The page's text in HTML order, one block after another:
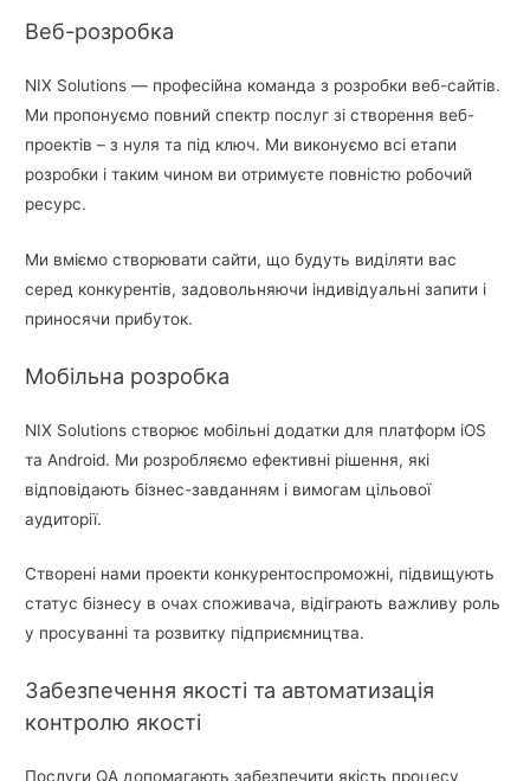
Веб-розробка
NIX Solutions — професійна команда з розробки веб-сайтів.
Ми пропонуємо повний спектр послуг зі створення веб-
проектів – з нуля та під ключ. Ми виконуємо всі етапи
розробки і таким чином ви отримуєте повністю робочий
ресурс.
Ми вміємо створювати сайти, що будуть виділяти вас
серед конкурентів, задовольняючи індивідуальні запити і
приносячи прибуток.
Мобільна розробка
NIX Solutions створює мобільні додатки для платформ iOS
та Android. Ми розробляємо ефективні рішення, які
відповідають бізнес-завданням і вимогам цільової
аудиторії.
Створені нами проекти конкурентоспроможні, підвищують
статус бізнесу в очах споживача, відіграють важливу роль
у просуванні та розвитку підприємництва.
Забезпечення якості та автоматизація
контролю якості
Послуги QA допомагають забезпечити якість процесу